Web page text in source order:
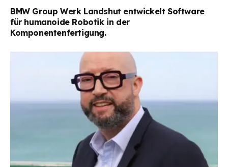
BMW Group Werk Landshut entwickelt Software
für humanoide Robotik in der
Komponentenfertigung.